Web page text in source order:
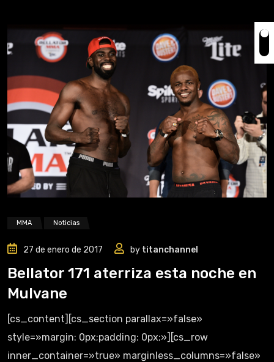
MMA Noticias
27 de enero de 2017 by titanchannel
Bellator 171 aterriza esta noche en
Mulvane
[cs_content][cs_section parallax=»false»
style=»margin: 0px;padding: 0px;»][cs_row
inner_container=»true» marginless_columns=»false»